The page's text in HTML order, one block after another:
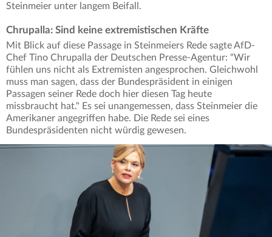
Steinmeier unter langem Beifall.
Chrupalla: Sind keine extremistischen Kräfte
Mit Blick auf diese Passage in Steinmeiers Rede sagte AfD-
Chef Tino Chrupalla der Deutschen Presse-Agentur: "Wir
fühlen uns nicht als Extremisten angesprochen. Gleichwohl
muss man sagen, dass der Bundespräsident in einigen
Passagen seiner Rede doch hier diesen Tag heute
missbraucht hat." Es sei unangemessen, dass Steinmeier die
Amerikaner angegriffen habe. Die Rede sei eines
Bundespräsidenten nicht würdig gewesen.